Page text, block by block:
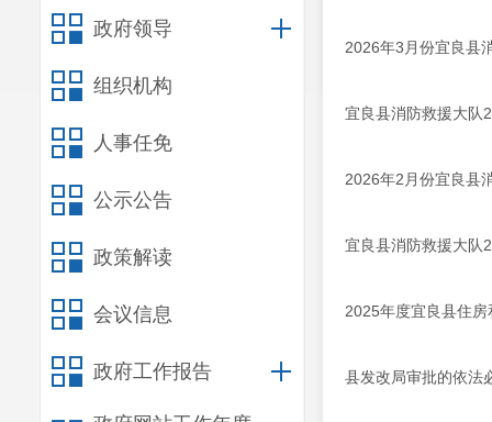
政府领导
组织机构
人事任免
公示公告
政策解读
会议信息
政府工作报告
2026年3月份宜良县
宜良县消防救援大队
2026年2月份宜良县
宜良县消防救援大队
2025年度宜良县住
县发改局审批的依法